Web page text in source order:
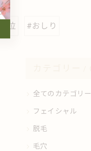
部位 #おしり
全てのカテゴリー
フェイシャル
脱毛
毛穴